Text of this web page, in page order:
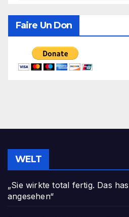
Faire Un Don
WELT
„Sie wirkte total fertig. Das
angesehen“